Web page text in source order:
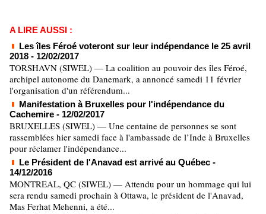
A LIRE AUSSI :
Les îles Féroé voteront sur leur indépendance le 25 avril
2018 - 12/02/2017
TORSHAVN (SIWEL) — La coalition au pouvoir des îles Féroé,
archipel autonome du Danemark, a annoncé samedi 11 février
l'organisation d'un référendum...
Manifestation à Bruxelles pour l'indépendance du
Cachemire - 12/02/2017
BRUXELLES (SIWEL) — Une centaine de personnes se sont
rassemblées hier samedi face à l'ambassade de l’Inde à Bruxelles
pour réclamer l'indépendance...
Le Président de l'Anavad est arrivé au Québec -
14/12/2016
MONTREAL, QC (SIWEL) — Attendu pour un hommage qui lui
sera rendu samedi prochain à Ottawa, le président de l'Anavad,
Mas Ferhat Mehenni, a été...